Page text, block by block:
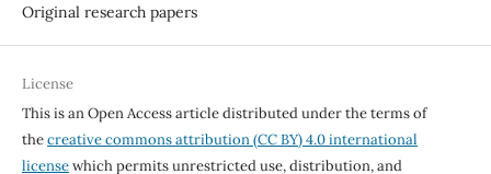
Original research papers
License
This is an Open Access article distributed under the terms of
thecreative commons attribution (CC BY) 4.0 international
licensewhich permits unrestricted use, distribution, and